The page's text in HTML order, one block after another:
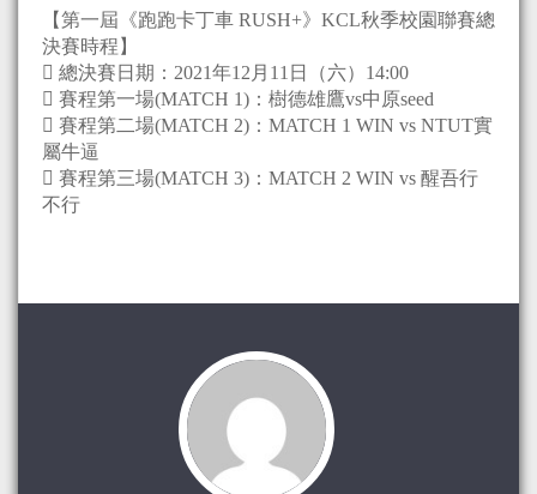
【第一屆《跑跑卡丁車 RUSH+》KCL秋季校園聯賽總
決賽時程】
 總決賽日期：2021年12月11日（六）14:00
 賽程第一場(MATCH 1)：樹德雄鷹vs中原seed
 賽程第二場(MATCH 2)：MATCH 1 WIN vs NTUT實
屬牛逼
 賽程第三場(MATCH 3)：MATCH 2 WIN vs 醒吾行
不行